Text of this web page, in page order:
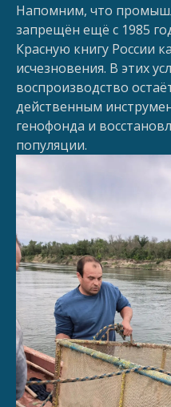
Напомним, что
запрещён ещё с 1985
Красную книгу России
исчезновения. В этих
воспроизводство
действенным
генофонда и
популяции.